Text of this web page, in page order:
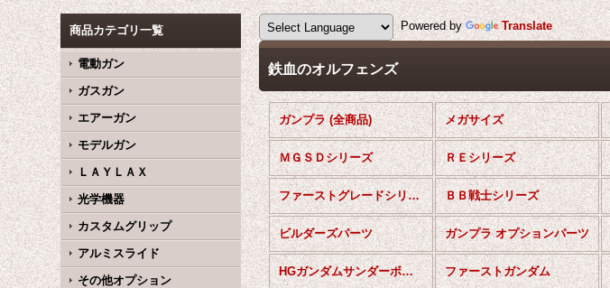
商品カテゴリ一覧
電動ガン
ガスガン
エアーガン
モデルガン
ＬＡＹＬＡＸ
光学機器
カスタムグリップ
アルミスライド
その他オプション
Powered by Translate
鉄血のオルフェンズ
ガンプラ (全商品) メガサイズ
ＭＧＳＤシリーズ ＲＥシリーズ
ファーストグレードシリーズ ＢＢ戦士シリーズ
ビルダーズパーツ ガンプラ オプションパーツ
HGガンダムサンダーボルト ファーストガンダム